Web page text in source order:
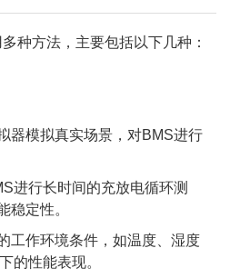
种方法，主要包括以下几种：
器模拟真实场景，对BMS进行
进行长时间的充放电循环测
稳定性。
工作环境条件，如温度、湿度
的性能表现。